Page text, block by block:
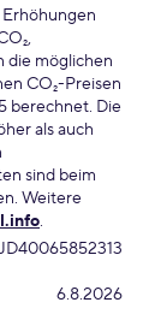
die möglichen
CO₂-Preisen
berechnet. Die
als auch
sind beim
Weitere
.
6.8.2026